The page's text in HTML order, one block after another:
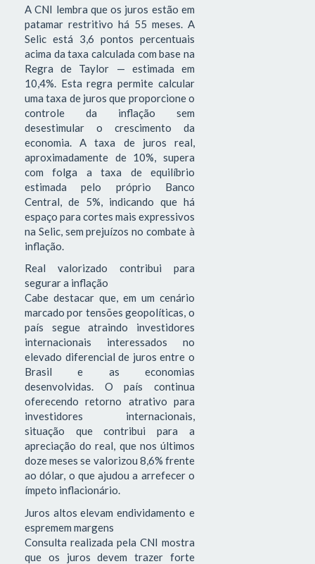
A CNI lembra que os juros estão em
patamar restritivo há 55 meses. A
Selic está 3,6 pontos percentuais
acima da taxa calculada com base na
Regra de Taylor — estimada em
10,4%. Esta regra permite calcular
uma taxa de juros que proporcione o
controle da inflação sem
desestimular o crescimento da
economia. A taxa de juros real,
aproximadamente de 10%, supera
com folga a taxa de equilíbrio
estimada pelo próprio Banco
Central, de 5%, indicando que há
espaço para cortes mais expressivos
na Selic, sem prejuízos no combate à
inflação.
Real valorizado contribui para
segurar a inflação
Cabe destacar que, em um cenário
marcado por tensões geopolíticas, o
país segue atraindo investidores
internacionais interessados no
elevado diferencial de juros entre o
Brasil e as economias
desenvolvidas. O país continua
oferecendo retorno atrativo para
investidores internacionais,
situação que contribui para a
apreciação do real, que nos últimos
doze meses se valorizou 8,6% frente
ao dólar, o que ajudou a arrefecer o
ímpeto inflacionário.
Juros altos elevam endividamento e
espremem margens
Consulta realizada pela CNI mostra
que os juros devem trazer forte